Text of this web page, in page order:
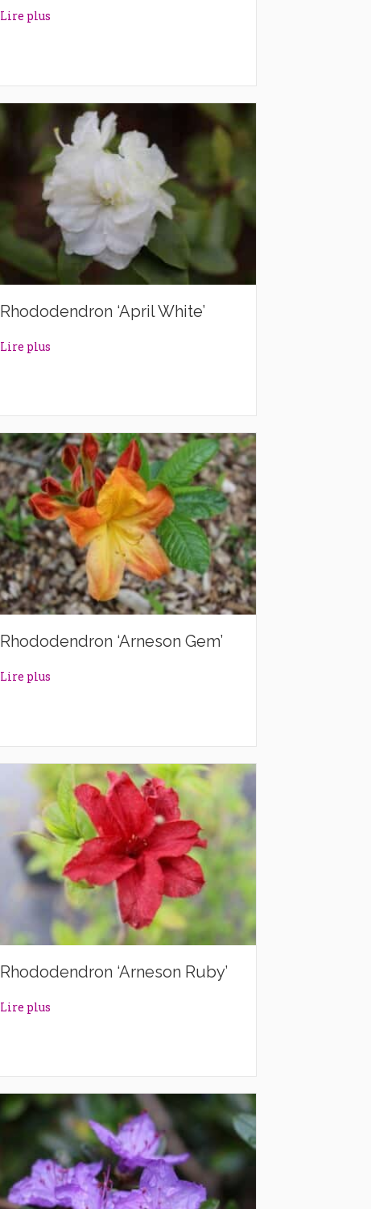
Lire plus
Rhododendron ‘April White’
Lire plus
Rhododendron ‘Arneson Gem’
Lire plus
Rhododendron ‘Arneson Ruby’
Lire plus